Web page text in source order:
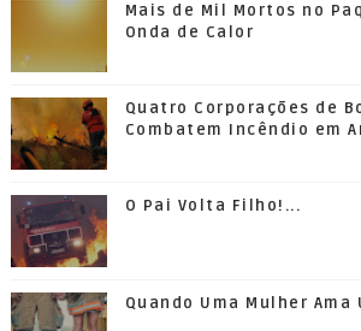
Mais de Mil Mortos no
Onda de Calor
Quatro Corporações de
Combatem Incêndio em
O Pai Volta Filho!...
Quando Uma Mulher Ama